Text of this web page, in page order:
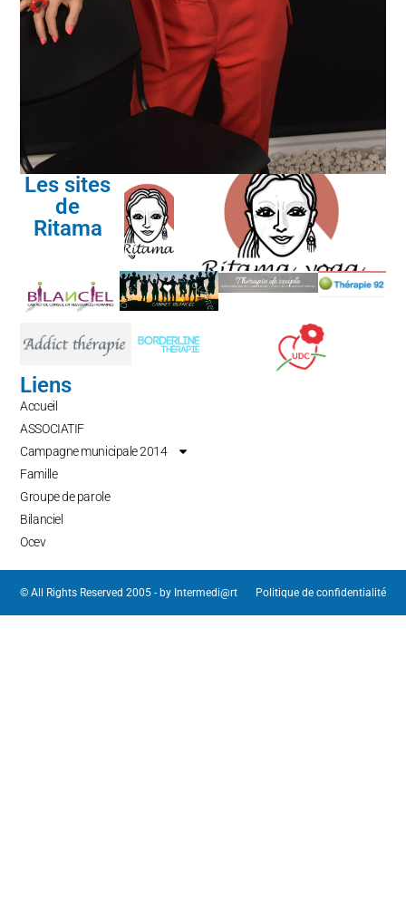
Les sites
de
Ritama
Liens
Accueil
ASSOCIATIF
Campagne municipale 2014
Famille
Groupe de parole
Bilanciel
Ocev
© All Rights Reserved 2005 - by Intermedi@rt Politique de confidentialité